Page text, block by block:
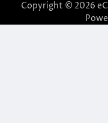
Copyright © 2026